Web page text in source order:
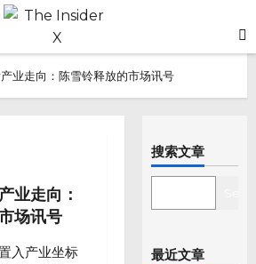
业走向：陈雪铃释放的市场讯号
业走向：
场讯号
入产业坐标
搜索文章
最近文章